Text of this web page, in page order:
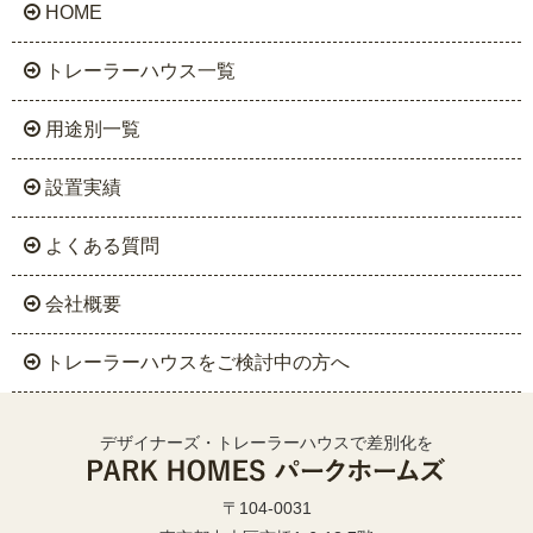
HOME
トレーラーハウス一覧
用途別一覧
設置実績
よくある質問
会社概要
トレーラーハウスをご検討中の方へ
デザイナーズ・トレーラーハウスで差別化を
〒104-0031